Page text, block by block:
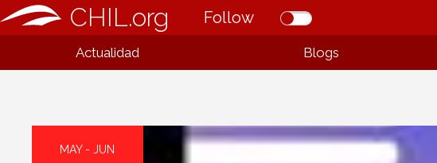
CHIL.org Follow
Actualidad Blogs
MAY - JUN